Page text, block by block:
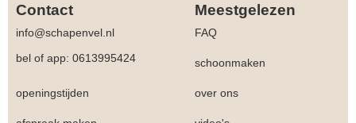
Contact Meestgelezen
info@schapenvel.nl
FAQ
bel of app: 0613995424
schoonmaken
openingstijden over ons